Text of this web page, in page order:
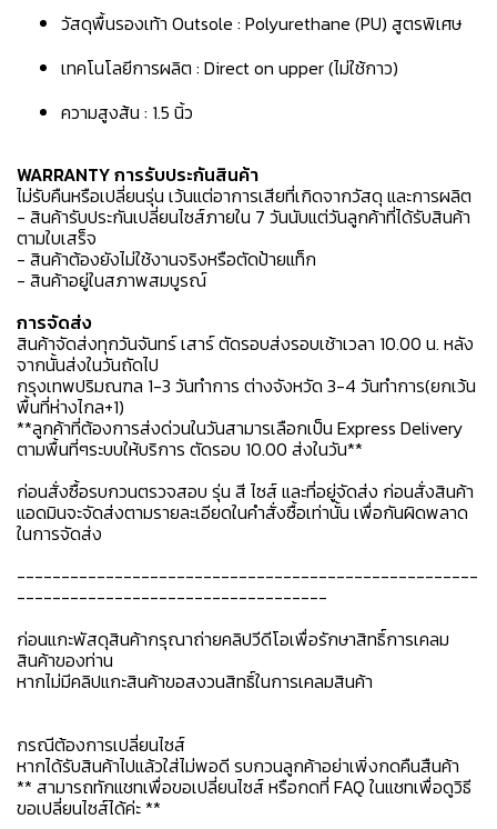
วัสดุพื้นรองเท้า Outsole : Polyurethane (PU) สูตรพิเศษ
เทคโนโลยีการผลิต : Direct on upper (ไม่ใช้กาว)
ความสูงส้น : 1.5 นิ้ว
WARRANTY การรับประกันสินค้า
ไม่รับคืนหรือเปลี่ยนรุ่น เว้นแต่อาการเสียที่เกิดจากวัสดุ และการผลิต
- สินค้ารับประกันเปลี่ยนไซส์ภายใน 7 วันนับแต่วันลูกค้าที่ได้รับสินค้า
ตามใบเสร็จ
- สินค้าต้องยังไม่ใช้งานจริงหรือตัดป้ายแท็ก
- สินค้าอยู่ในสภาพสมบูรณ์
การจัดส่ง
สินค้าจัดส่งทุกวันจันทร์ เสาร์ ตัดรอบส่งรอบเช้าเวลา 10.00 น. หลัง
จากนั้นส่งในวันถัดไป
กรุงเทพปริมณฑล 1-3 วันทำการ ต่างจังหวัด 3-4 วันทำการ(ยกเว้น
พื้นที่ห่างไกล+1)
**ลูกค้าที่ต้องการส่งด่วนในวันสามารเลือกเป็น Express Delivery
ตามพื้นที่ๆระบบให้บริการ ตัดรอบ 10.00 ส่งในวัน**
ก่อนสั่งซื้อรบกวนตรวจสอบ รุ่น สี ไซส์ และที่อยู่จัดส่ง ก่อนสั่งสินค้า
แอดมินจะจัดส่งตามรายละเอียดในคำสั่งซื้อเท่านั้น เพื่อกันผิดพลาด
ในการจัดส่ง
----------------------------------------------------
-----------------------------------
ก่อนแกะพัสดุสินค้ากรุณาถ่ายคลิปวีดีโอเพื่อรักษาสิทธิ์การเคลม
สินค้าของท่าน
หากไม่มีคลิปแกะสินค้าขอสงวนสิทธิ์ในการเคลมสินค้า
กรณีต้องการเปลี่ยนไซส์
หากได้รับสินค้าไปแล้วใส่ไม่พอดี รบกวนลูกค้าอย่าเพิ่งกดคืนสืนค้า
** สามารถทักแชทเพื่อขอเปลี่ยนไซส์ หรือกดที่ FAQ ในแชทเพื่อดูวิธี
ขอเปลี่ยนไซส์ได้ค่ะ **